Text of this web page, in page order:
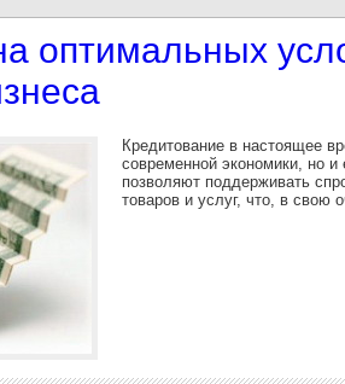
оптимальных
Кредитование в настоящее
современной экономики, но
позволяют поддерживать
товаров и услуг, что, в свою